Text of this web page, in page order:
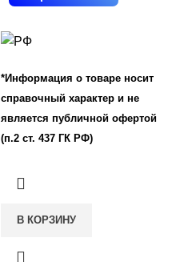
*Информация о товаре носит
справочный характер и не
является публичной офертой
(п.2 ст. 437 ГК РФ)
В КОРЗИНУ